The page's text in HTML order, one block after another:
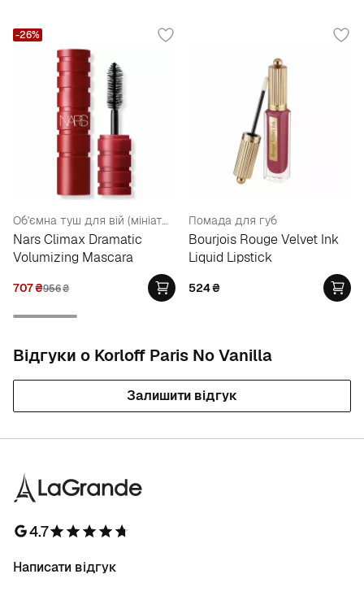
Об'ємна туш для вій (мініатюра)
Nars Climax Dramatic
Volumizing Mascara
707₴956₴
-26%
Помада для губ
Bourjois Rouge Velvet Ink
Liquid Lipstick
524₴
Відгуки о Korloff Paris No Vanilla
Залишити відгук
4.7
Написати відгук